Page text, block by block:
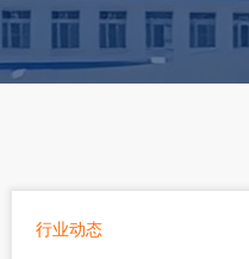
行业动态